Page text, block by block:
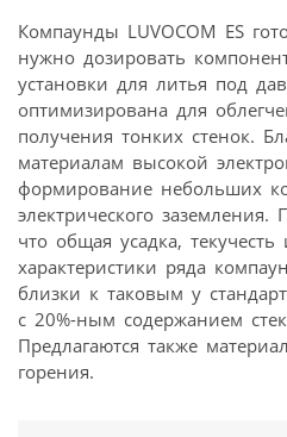
Компаунды LUVOCOM ES
нужно дозировать
установки для литья под
оптимизирована для
получения тонких стенок.
материалам высокой
формирование небольших
электрического заземления.
что общая усадка,
характеристики ряда
близки к таковым у
с 20%-ным содержанием
Предлагаются также
горения.